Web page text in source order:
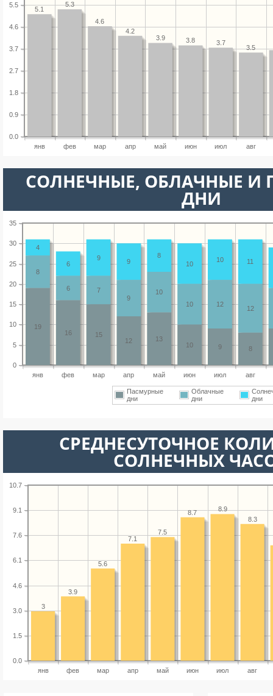
янв фев мар апр май июн июл авг
0.0
0.9
1.8
2.7
3.7
4.6
5.5
3.5
3.7
3.8
3.9
4.2
4.6
5.3
5.1
CОЛНЕЧНЫЕ, ОБЛАЧНЫЕ И
ДНИ
янв фев мар апр май июн июл авг
0
5
10
15
20
25
30
35
8
9
10
13
12
15
16
19
12
12
10
10
9
7
6
8
11
10
10
8
9
9
6
4
Пасмурные
дни
Облачные
дни
дни
СРЕДНЕСУТОЧНОЕ
СОЛНЕЧНЫХ
янв фев мар апр май июн июл авг
0.0
1.5
3.0
4.6
6.1
7.6
9.1
10.7
8.3
8.9
8.7
7.5
7.1
5.6
3.9
3